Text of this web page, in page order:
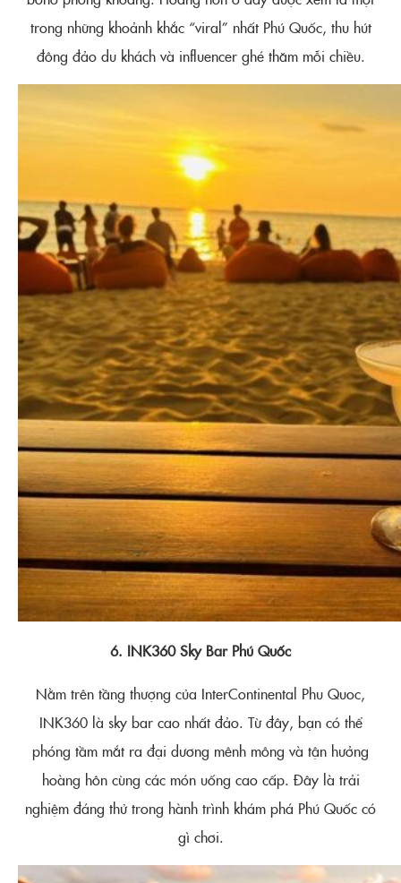
trong những khoảnh khắc “viral” nhất Phú Quốc, thu hút
đông đảo du khách và influencer ghé thăm mỗi chiều.
6. INK360 Sky Bar Phú Quốc
Nằm trên tầng thượng của InterContinental Phu Quoc,
INK360 là sky bar cao nhất đảo. Từ đây, bạn có thể
phóng tầm mắt ra đại dương mênh mông và tận hưởng
hoàng hôn cùng các món uống cao cấp. Đây là trải
nghiệm đáng thử trong hành trình khám phá Phú Quốc có
gì chơi.